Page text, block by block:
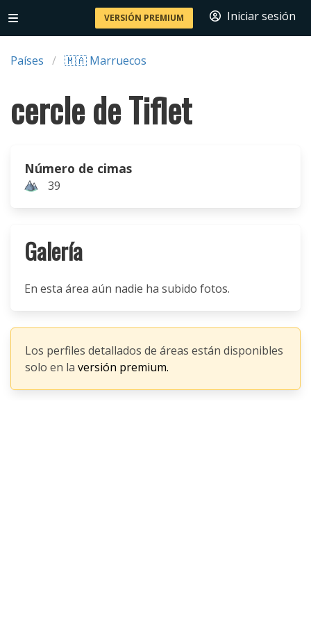
VERSIÓN PREMIUM Iniciar sesión
Países 🇲🇦 Marruecos
cercle de Tiflet
Número de cimas
39
Galería
En esta área aún nadie ha subido fotos.
Los perfiles detallados de áreas están disponibles
solo en la versión premium.